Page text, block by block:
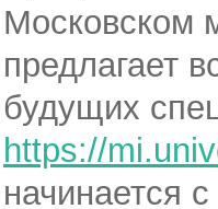
Московском
предлагает
будущих
https://
начинается